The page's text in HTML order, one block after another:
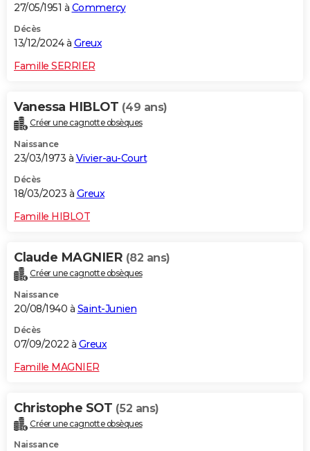
S'inscrire
Se connecter
Lycées
Collèges
Primaires
Universités
Entreprises
Service militaire
Avis de recherche
AVIS DE DÉCÈS
FORUM
27/05/1951 à Commercy
Décès
13/12/2024 à Greux
Famille SERRIER
Vanessa HIBLOT (49 ans)
Créer une cagnotte obsèques
Naissance
23/03/1973 à Vivier-au-Court
Décès
18/03/2023 à Greux
Famille HIBLOT
Claude MAGNIER (82 ans)
Créer une cagnotte obsèques
Naissance
20/08/1940 à Saint-Junien
Décès
07/09/2022 à Greux
Famille MAGNIER
Christophe SOT (52 ans)
Créer une cagnotte obsèques
Naissance